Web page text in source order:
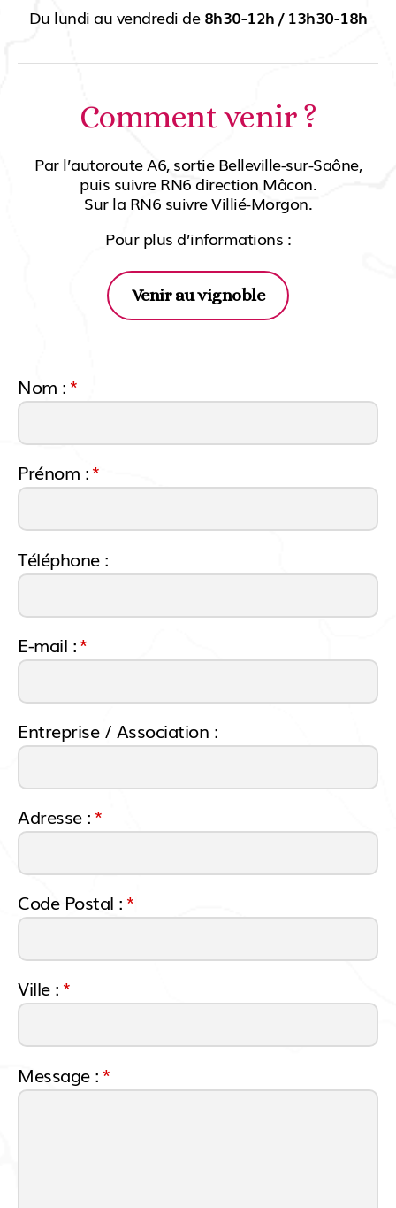
Du lundi au vendredi de8h30-12h / 13h30-18h
Comment venir ?
Par l’autoroute A6, sortie Belleville-sur-Saône,
puis suivre RN6 direction Mâcon.
Sur la RN6 suivre Villié-Morgon.
Pour plus d’informations :
Venir au vignoble
Nom : *
Prénom :*
Téléphone :
E-mail :*
Entreprise / Association :
Adresse : *
Code Postal : *
Ville : *
Message : *